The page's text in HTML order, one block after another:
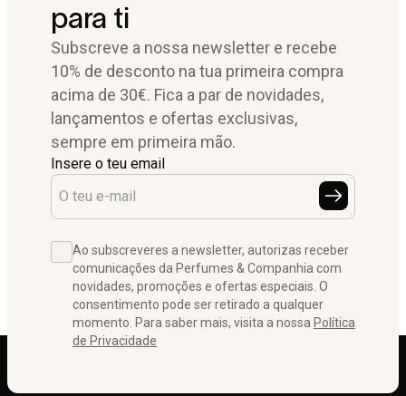
para ti
Subscreve a nossa newsletter e recebe
10% de desconto na tua primeira compra
acima de 30€. Fica a par de novidades,
lançamentos e ofertas exclusivas,
sempre em primeira mão.
Insere o teu email
Ao subscreveres a newsletter, autorizas receber
comunicações da Perfumes & Companhia com
novidades, promoções e ofertas especiais. O
consentimento pode ser retirado a qualquer
momento. Para saber mais, visita a nossa Política
de Privacidade